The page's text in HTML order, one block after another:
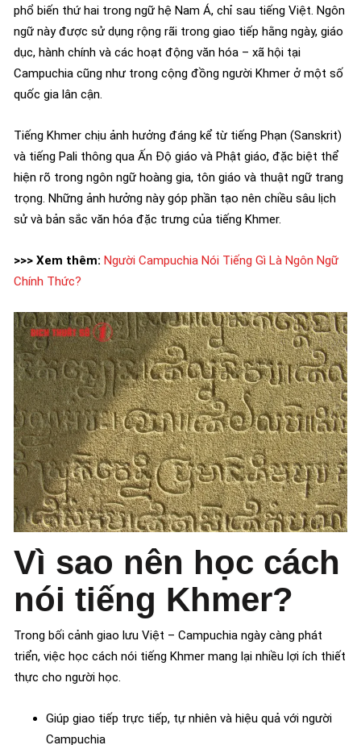
phổ biến thứ hai trong ngữ hệ Nam Á, chỉ sau tiếng Việt. Ngôn
ngữ này được sử dụng rộng rãi trong giao tiếp hằng ngày, giáo
dục, hành chính và các hoạt động văn hóa – xã hội tại
Campuchia cũng như trong cộng đồng người Khmer ở một số
quốc gia lân cận.
Tiếng Khmer chịu ảnh hưởng đáng kể từ tiếng Phạn (Sanskrit)
và tiếng Pali thông qua Ấn Độ giáo và Phật giáo, đặc biệt thể
hiện rõ trong ngôn ngữ hoàng gia, tôn giáo và thuật ngữ trang
trọng. Những ảnh hưởng này góp phần tạo nên chiều sâu lịch
sử và bản sắc văn hóa đặc trưng của tiếng Khmer.
>>> Xem thêm: Người Campuchia Nói Tiếng Gì Là Ngôn Ngữ
Chính Thức?
Vì sao nên học cách
nói tiếng Khmer?
Trong bối cảnh giao lưu Việt – Campuchia ngày càng phát
triển, việc học cách nói tiếng Khmer mang lại nhiều lợi ích thiết
thực cho người học.
Giúp giao tiếp trực tiếp, tự nhiên và hiệu quả với người
Campuchia